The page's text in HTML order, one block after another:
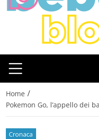
Home /
Pokemon Go, l’appello dei
Cronaca